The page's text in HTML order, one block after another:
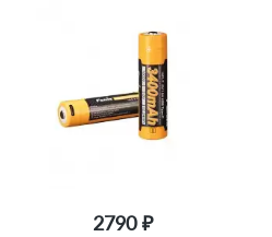
2790 ₽